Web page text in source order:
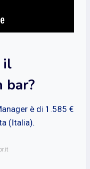
il
bar?
è di 1.585 €
(Italia).